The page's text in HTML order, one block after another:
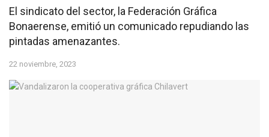
El sindicato del sector, la Federación Gráfica
Bonaerense, emitió un comunicado repudiando las
pintadas amenazantes.
22 noviembre, 2023